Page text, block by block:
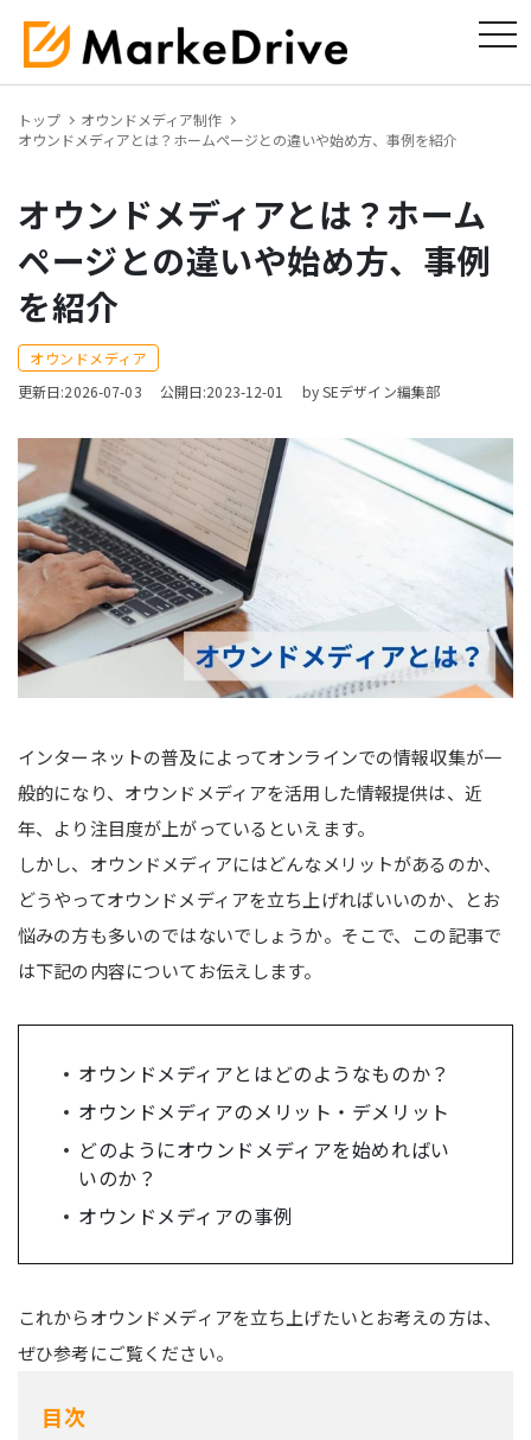
トップ
オウンドメディア制作
オウンドメディアとは？ホームページとの違いや始め方、事例を紹介
オウンドメディアとは？ホーム
ページとの違いや始め方、事例
を紹介
オウンドメディア
更新日:2026-07-03
公開日:2023-12-01 by SEデザイン編集部
インターネットの普及によってオンラインでの情報収集が一
般的になり、オウンドメディアを活用した情報提供は、近
年、より注目度が上がっているといえます。
しかし、オウンドメディアにはどんなメリットがあるのか、
どうやってオウンドメディアを立ち上げればいいのか、とお
悩みの方も多いのではないでしょうか。そこで、この記事で
は下記の内容についてお伝えします。
オウンドメディアとはどのようなものか？
オウンドメディアのメリット・デメリット
どのようにオウンドメディアを始めればい
いのか？
オウンドメディアの事例
これからオウンドメディアを立ち上げたいとお考えの方は、
ぜひ参考にご覧ください。
目次